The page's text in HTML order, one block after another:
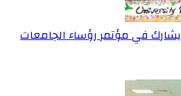
يشارك في مؤتمر رؤساء الجامعات